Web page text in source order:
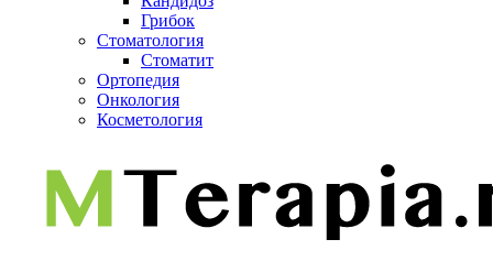
Грибок
Стоматология
Стоматит
Ортопедия
Онкология
Косметология